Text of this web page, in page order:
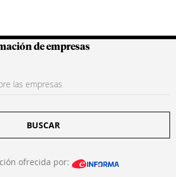
Colombianas
de empresas
BUSCAR
ofrecida por: